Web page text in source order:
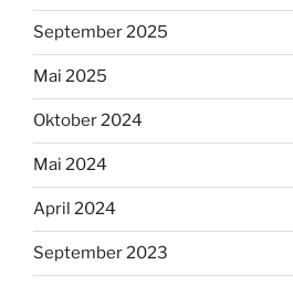
September 2025
Mai 2025
Oktober 2024
Mai 2024
April 2024
September 2023